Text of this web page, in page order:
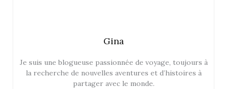
Gina
Je suis une blogueuse passionnée de voyage, toujours à
la recherche de nouvelles aventures et d’histoires à
partager avec le monde.